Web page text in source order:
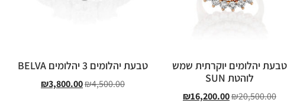
טבעת יהלומים יוקרתית שמש
לוהטת SUN
₪20,500.00
₪16,200.00
טבעת יהלומים 3 יהלומים BELVA
₪4,500.00
₪3,800.00